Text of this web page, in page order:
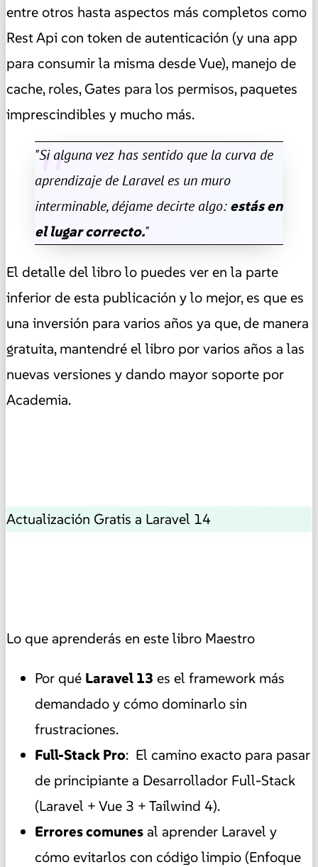
entre otros hasta aspectos más completos como
Rest Api con token de autenticación (y una app
para consumir la misma desde Vue), manejo de
cache, roles, Gates para los permisos, paquetes
imprescindibles y mucho más.
"Si alguna vez has sentido que la curva de
aprendizaje de Laravel es un muro
interminable, déjame decirte algo:estás en
el lugar correcto."
El detalle del libro lo puedes ver en la parte
inferior de esta publicación y lo mejor, es que es
una inversión para varios años ya que, de manera
gratuita, mantendré el libro por varios años a las
nuevas versiones y dando mayor soporte por
Academia.
Actualización Gratis a Laravel 14
Lo que aprenderás en este libro Maestro
Por qué Laravel 13 es el framework más
demandado y cómo dominarlo sin
frustraciones.
Full-Stack Pro: El camino exacto para pasar
de principiante a Desarrollador Full-Stack
(Laravel + Vue 3 + Tailwind 4).
Errores comunesal aprender Laravel y
cómo evitarlos con código limpio (Enfoque